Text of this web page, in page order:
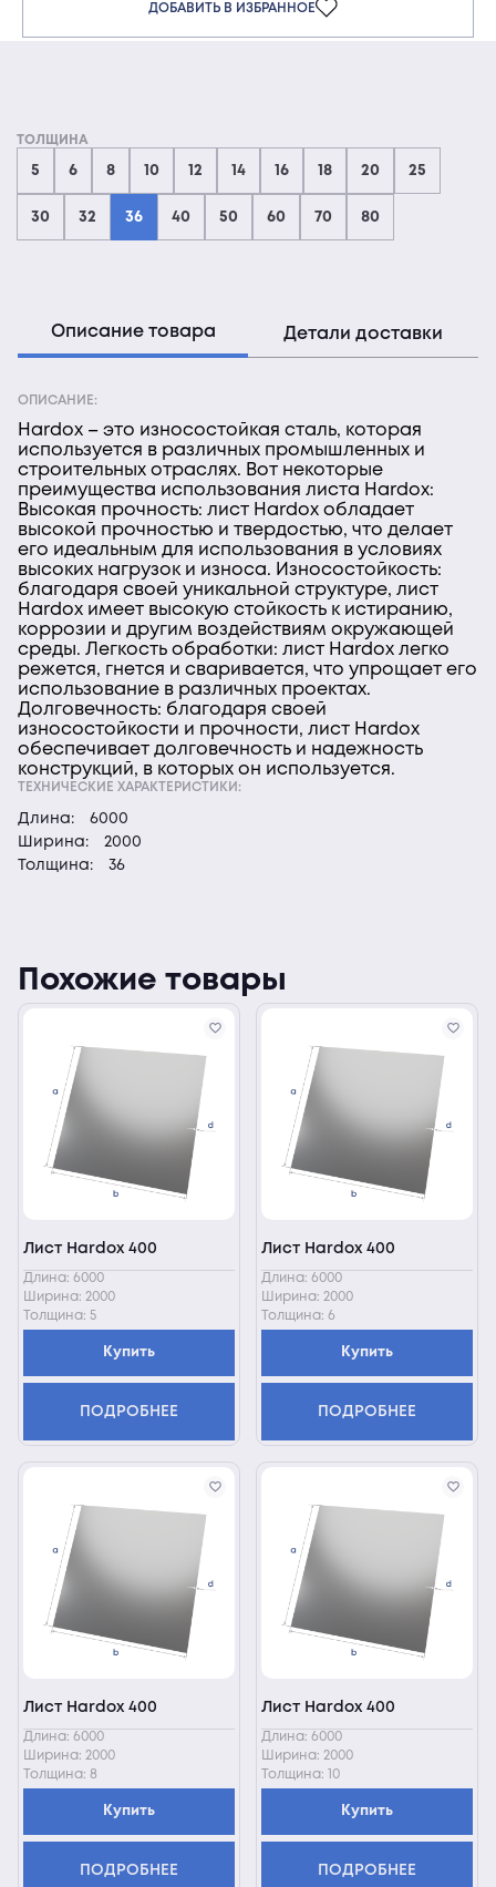
ДОБАВИТЬ В ИЗБРАННОЕ
ТОЛЩИНА
5 6 8 10 12 14 16 18 20 25
30 32 36 40 50 60 70 80
Описание товара Детали доставки
ОПИСАНИЕ:
Hardox – это износостойкая сталь, которая
используется в различных промышленных и
строительных отраслях. Вот некоторые
преимущества использования листа Hardox:
Высокая прочность: лист Hardox обладает
высокой прочностью и твердостью, что делает
его идеальным для использования в условиях
высоких нагрузок и износа. Износостойкость:
благодаря своей уникальной структуре, лист
Hardox имеет высокую стойкость к истиранию,
коррозии и другим воздействиям окружающей
среды. Легкость обработки: лист Hardox легко
режется, гнется и сваривается, что упрощает его
использование в различных проектах.
Долговечность: благодаря своей
износостойкости и прочности, лист Hardox
обеспечивает долговечность и надежность
конструкций, в которых он используется.
ТЕХНИЧЕСКИЕ ХАРАКТЕРИСТИКИ:
Длина:
6000
Ширина:
2000
Толщина:
36
Похожие товары
Лист Hardox 400
Длина: 6000
Ширина: 2000
Толщина: 5
Купить
ПОДРОБНЕЕ
Лист Hardox 400
Длина: 6000
Ширина: 2000
Толщина: 6
Купить
ПОДРОБНЕЕ
Лист Hardox 400
Длина: 6000
Ширина: 2000
Толщина: 8
Купить
ПОДРОБНЕЕ
Лист Hardox 400
Длина: 6000
Ширина: 2000
Толщина: 10
Купить
ПОДРОБНЕЕ